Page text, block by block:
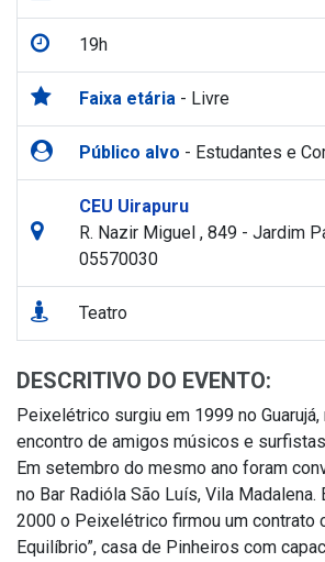
19h
Faixa etária - Livre
Público alvo - Estudantes e
CEU Uirapuru
R. Nazir Miguel , 849 - Jardim
05570030
Teatro
DESCRITIVO DO EVENTO:
Peixelétrico surgiu em 1999 no
encontro de amigos músicos e surfistas
Em setembro do mesmo ano foram
no Bar Radióla São Luís, Vila
2000 o Peixelétrico firmou um contrato
Equilíbrio”, casa de Pinheiros com